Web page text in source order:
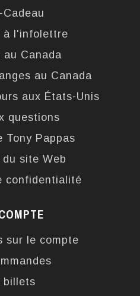
Cadeau
à l'infolettre
au Canada
au Canada
aux États-Unis
questions
Tony Pappas
du site Web
confidentialité
sur le compte
billets